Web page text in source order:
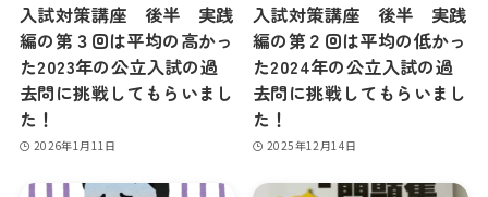
入試対策講座 後半 実践
編の第３回は平均の高かっ
た2023年の公立入試の過
去問に挑戦してもらいまし
た！
2026年1月11日
入試対策講座 後半 実践
編の第２回は平均の低かっ
た2024年の公立入試の過
去問に挑戦してもらいまし
た！
2025年12月14日